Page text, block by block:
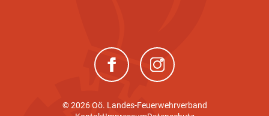
(neues Fenster)(neues Fenster)
© 2026 Oö. Landes-Feuerwehrverband